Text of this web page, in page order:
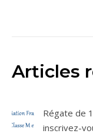
Articles
Régate de
inscrivez-